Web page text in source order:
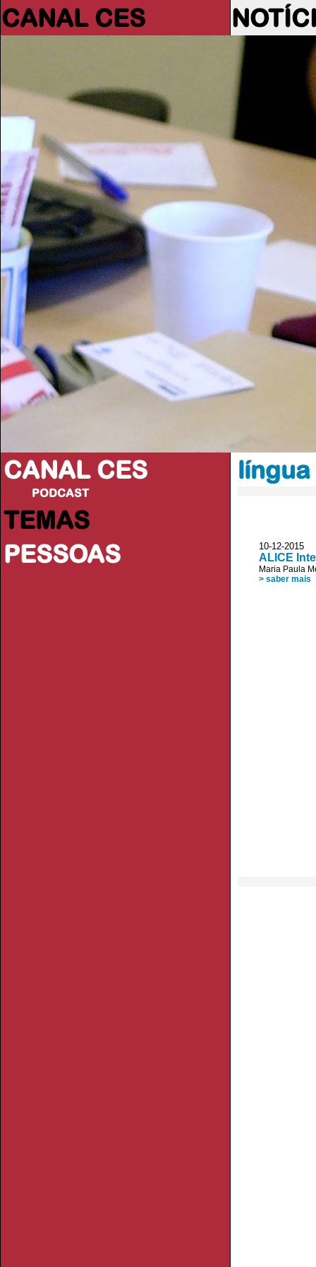
CANAL CES
CANAL CES
PODCAST
TEMAS
PESSOAS
10-12-
ALICE
Maria Paula
> saber mais